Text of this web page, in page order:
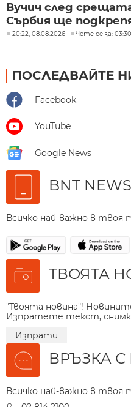
Вучич след
Сърбия ще
20:22, 08.08.2026 Чете се за:
ПОСЛЕДВАЙТЕ
Facebook
YouTube
Google News
BNT
Всичко най-важно в твоя
ТВОЯТА
"Твоята новина"!
Изпратете текст,
Изпрати
ВРЪЗКА С
Всичко най-важно в твоя